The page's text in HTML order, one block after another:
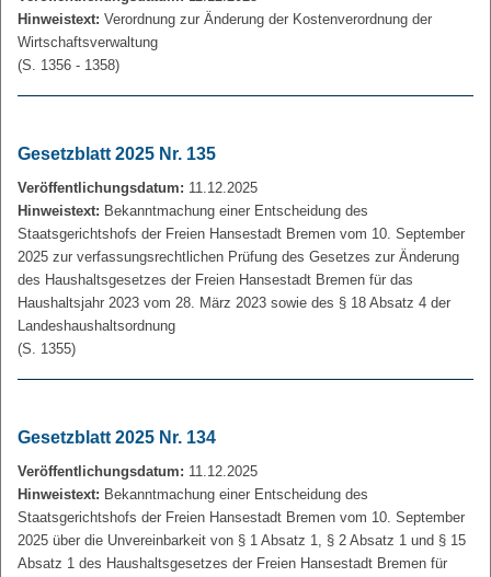
Hinweistext: Verordnung zur Änderung der Kostenverordnung der
Wirtschaftsverwaltung
(S. 1356 - 1358)
Gesetzblatt 2025 Nr. 135
Veröffentlichungsdatum: 11.12.2025
Hinweistext: Bekanntmachung einer Entscheidung des
Staatsgerichtshofs der Freien Hansestadt Bremen vom 10. September
2025 zur verfassungsrechtlichen Prüfung des Gesetzes zur Änderung
des Haushaltsgesetzes der Freien Hansestadt Bremen für das
Haushaltsjahr 2023 vom 28. März 2023 sowie des § 18 Absatz 4 der
Landeshaushaltsordnung
(S. 1355)
Gesetzblatt 2025 Nr. 134
Veröffentlichungsdatum: 11.12.2025
Hinweistext: Bekanntmachung einer Entscheidung des
Staatsgerichtshofs der Freien Hansestadt Bremen vom 10. September
2025 über die Unvereinbarkeit von § 1 Absatz 1, § 2 Absatz 1 und § 15
Absatz 1 des Haushaltsgesetzes der Freien Hansestadt Bremen für